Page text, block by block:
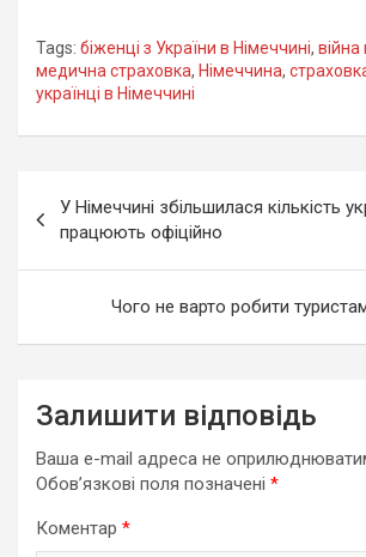
Tags: біженці з України в Німеччині, війна
медична страховка, Німеччина,
українці в Німеччині
записів
У Німеччині збільшилася кількість
працюють офіційно
Чого не варто робити
Залишити відповідь
Ваша e-mail адреса не
Обов’язкові поля позначені *
Коментар *